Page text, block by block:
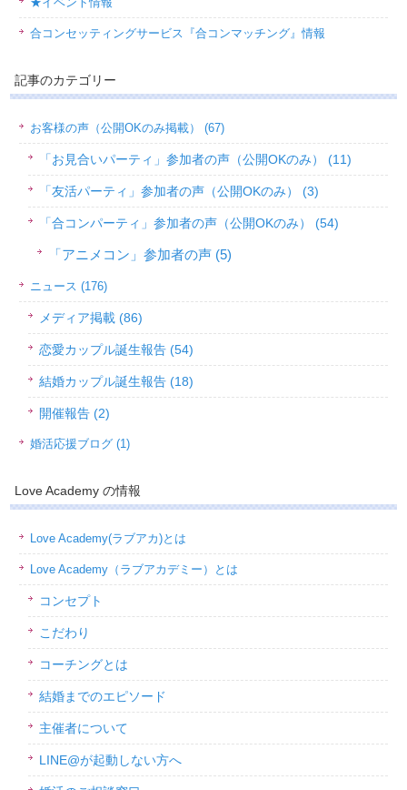
合コンセッティングサービス『合コンマッチング』情報
記事のカテゴリー
お客様の声（公開OKのみ掲載） (67)
「お見合いパーティ」参加者の声（公開OKのみ） (11)
「友活パーティ」参加者の声（公開OKのみ） (3)
「合コンパーティ」参加者の声（公開OKのみ） (54)
「アニメコン」参加者の声 (5)
ニュース (176)
メディア掲載 (86)
恋愛カップル誕生報告 (54)
結婚カップル誕生報告 (18)
開催報告 (2)
婚活応援ブログ (1)
Love Academy の情報
Love Academy(ラブアカ)とは
Love Academy（ラブアカデミー）とは
コンセプト
こだわり
コーチングとは
結婚までのエピソード
主催者について
LINE@が起動しない方へ